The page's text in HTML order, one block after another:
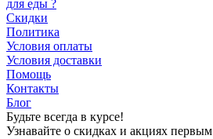
для еды ?
Скидки
Политика
Условия оплаты
Условия доставки
Помощь
Контакты
Блог
Будьте всегда в курсе!
Узнавайте о скидках и акциях первым